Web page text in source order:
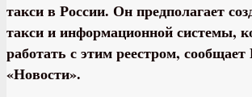
такси в России. Он предполагает
такси и информационной системы,
работать с этим реестром,
«Новости».